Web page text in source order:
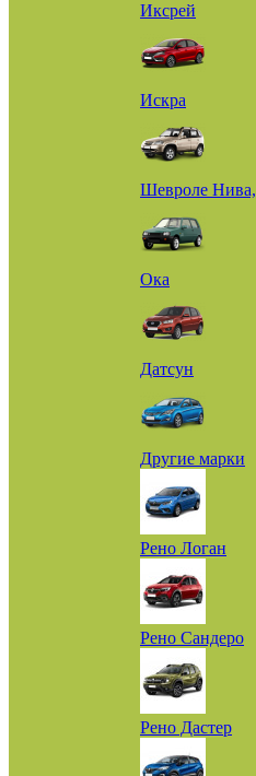
Иксрей
Искра
Шевроле
Ока
Датсун
Другие марки
Рено Логан
Рено Сандеро
Рено Дастер